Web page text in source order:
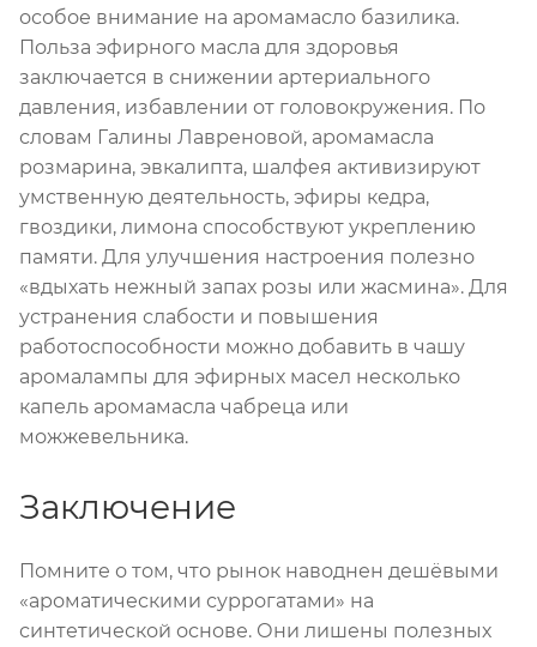
особое внимание на аромамасло базилика.
Польза эфирного масла для здоровья
заключается в снижении артериального
давления, избавлении от головокружения. По
словам Галины Лавреновой, аромамасла
розмарина, эвкалипта, шалфея активизируют
умственную деятельность, эфиры кедра,
гвоздики, лимона способствуют укреплению
памяти. Для улучшения настроения полезно
«вдыхать нежный запах розы или жасмина». Для
устранения слабости и повышения
работоспособности можно добавить в чашу
аромалампы для эфирных масел несколько
капель аромамасла чабреца или
можжевельника.
Заключение
Помните о том, что рынок наводнен дешёвыми
«ароматическими суррогатами» на
синтетической основе. Они лишены полезных